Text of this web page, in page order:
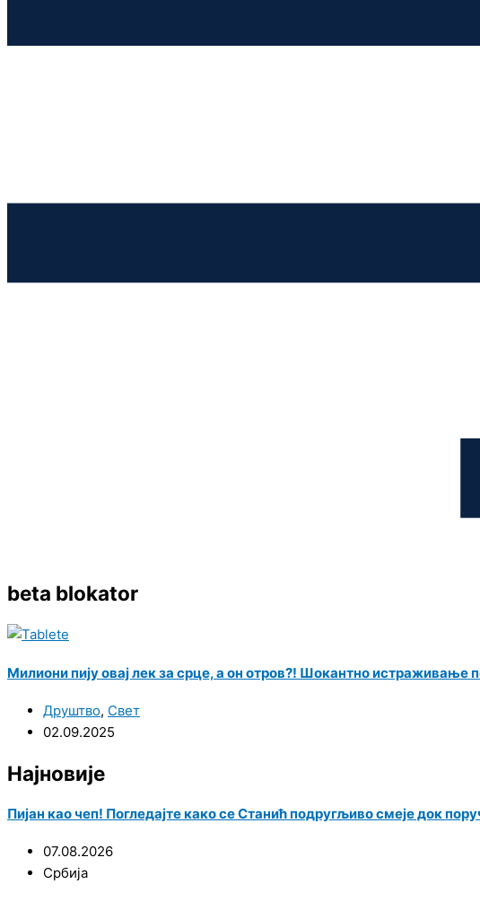
beta blokator
Милиони пију овај лек за срце, а он отров?! Шокантно истраживање
Друштво, Свет
02.09.2025
Најновије
Пијан као чеп! Погледајте како се Станић подругљиво смеје док
07.08.2026
Србија